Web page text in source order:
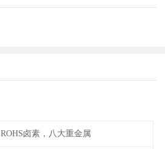
ROHS卤素，八大重金属